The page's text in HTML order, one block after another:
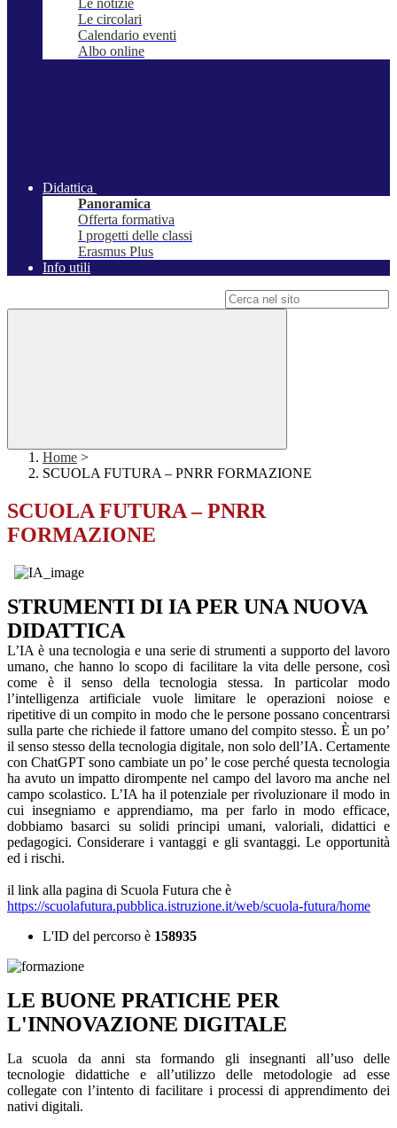
Le notizie
Le circolari
Calendario eventi
Albo online
Didattica
Panoramica
Offerta formativa
I progetti delle classi
Erasmus Plus
Info utili
Home >
SCUOLA FUTURA – PNRR FORMAZIONE
SCUOLA FUTURA – PNRR
FORMAZIONE
STRUMENTI DI IA PER UNA NUOVA
DIDATTICA
L’IA è una tecnologia e una serie di strumenti a supporto del lavoro
umano, che hanno lo scopo di facilitare la vita delle persone, così
come è il senso della tecnologia stessa. In particolar modo
l’intelligenza artificiale vuole limitare le operazioni noiose e
ripetitive di un compito in modo che le persone possano concentrarsi
sulla parte che richiede il fattore umano del compito stesso. È un po’
il senso stesso della tecnologia digitale, non solo dell’IA. Certamente
con ChatGPT sono cambiate un po’ le cose perché questa tecnologia
ha avuto un impatto dirompente nel campo del lavoro ma anche nel
campo scolastico. L’IA ha il potenziale per rivoluzionare il modo in
cui insegniamo e apprendiamo, ma per farlo in modo efficace,
dobbiamo basarci su solidi principi umani, valoriali, didattici e
pedagogici. Considerare i vantaggi e gli svantaggi. Le opportunità
ed i rischi.
il link alla pagina di Scuola Futura che è
https://scuolafutura.pubblica.istruzione.it/web/scuola-futura/home
L'ID del percorso è 158935
LE BUONE PRATICHE PER
L'INNOVAZIONE DIGITALE
La scuola da anni sta formando gli insegnanti all’uso delle
tecnologie didattiche e all’utilizzo delle metodologie ad esse
collegate con l’intento di facilitare i processi di apprendimento dei
nativi digitali.